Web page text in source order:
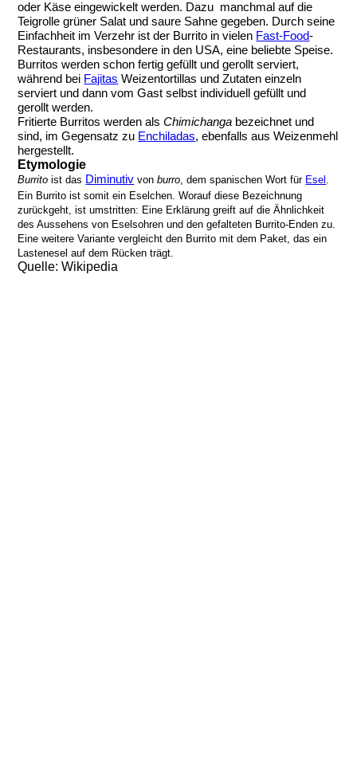
oder Käse eingewickelt werden. Dazu manchmal auf die
Teigrolle grüner Salat und saure Sahne gegeben. Durch seine
Einfachheit im Verzehr ist der Burrito in vielen Fast-Food-
Restaurants, insbesondere in den USA, eine beliebte Speise.
Burritos werden schon fertig gefüllt und gerollt serviert,
während bei Fajitas Weizentortillas und Zutaten einzeln
serviert und dann vom Gast selbst individuell gefüllt und
gerollt werden.
Fritierte Burritos werden alsChimichanga bezeichnet und
sind, im Gegensatz zu Enchiladas, ebenfalls aus Weizenmehl
hergestellt.
Etymologie
Burrito ist das Diminutiv vonburro, dem spanischen Wort für Esel .
Ein Burrito ist somit ein Eselchen. Worauf diese Bezeichnung
zurückgeht, ist umstritten: Eine Erklärung greift auf die Ähnlichkeit
des Aussehens von Eselsohren und den gefalteten Burrito-Enden zu.
Eine weitere Variante vergleicht den Burrito mit dem Paket, das ein
Lastenesel auf dem Rücken trägt.
Quelle: Wikipedia